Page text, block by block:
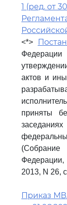
1 (ред. от
<*>
актов и
приняты
2013, N 26,
Приказ